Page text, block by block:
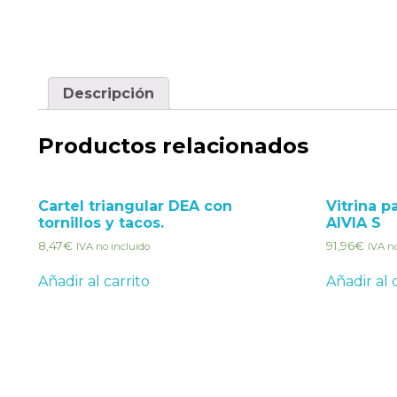
Descripción
Productos relacionados
Cartel triangular DEA con
tornillos y tacos.
8,47€ IVA no incluido
Añadir al carrito
Vitrina
AIVIA S
91,96€ IVA
Añadir al